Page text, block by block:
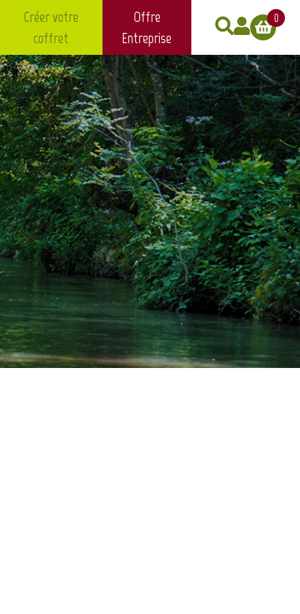
Créer votre
coffret
Offre
Entreprise
0